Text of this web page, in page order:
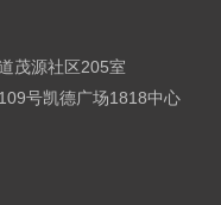
茂源社区205室
号凯德广场1818中心